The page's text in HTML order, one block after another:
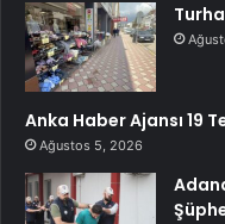
Anka Haber Ajansı 19
Ağustos 5, 2026